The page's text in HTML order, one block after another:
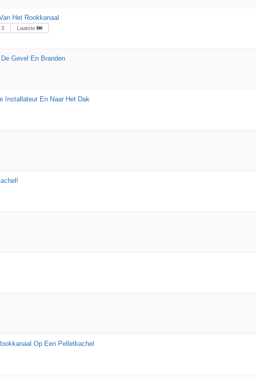
Het Rookkanaal
3
Laatste
Gevel En Branden
Installateur En Naar Het Dak
Op Een Pelletkachel